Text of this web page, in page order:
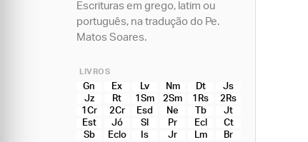
Escrituras em grego, latim ou
português, na tradução do Pe.
Matos Soares.
LIVROS
Gn Ex Lv Nm Dt
Js
Jz
Rt 1Sm 2Sm 1Rs
2Rs
1Cr
2Cr Esd Ne Tb
Jt
Est
Jó Sl Pr Ecl
Ct
Sb
Eclo Is Jr Lm
Br